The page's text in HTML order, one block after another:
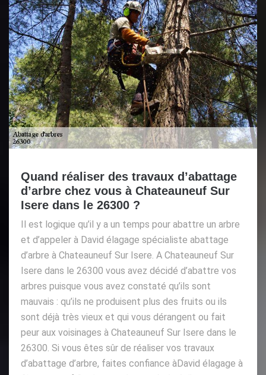
Quand réaliser des travaux d’abattage
d’arbre chez vous à Chateauneuf Sur
Isere dans le 26300 ?
Il est logique qu’il y a un temps pour abattre un arbre
et d’appeler à David élagage spécialiste abattage
d’arbre à Chateauneuf Sur Isere. A Chateauneuf Sur
Isere dans le 26300 vous avez décidé d’abattre vos
arbres puisque vous avez constaté qu’ils sont
mauvais : qu’ils ne produisent plus des fruits ou ils
sont déjà très vieux et qui vous dérangent ou fait
peur aux voisinages à Chateauneuf Sur Isere dans le
26300. Si vous êtes sûr de réaliser vos travaux
d’abattage d’arbre, faites confiance àDavid élagage à